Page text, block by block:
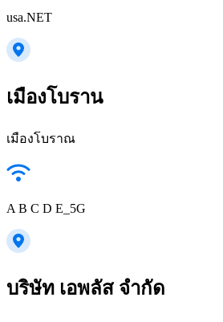
usa.NET
เมืองโบราน
เมืองโบราณ
A B C D E_5G
บริษัท เอพลัส จำกัด